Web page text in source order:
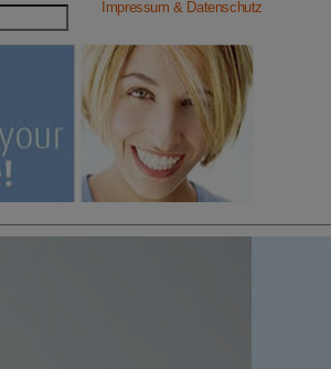
Impressum & Datenschutz